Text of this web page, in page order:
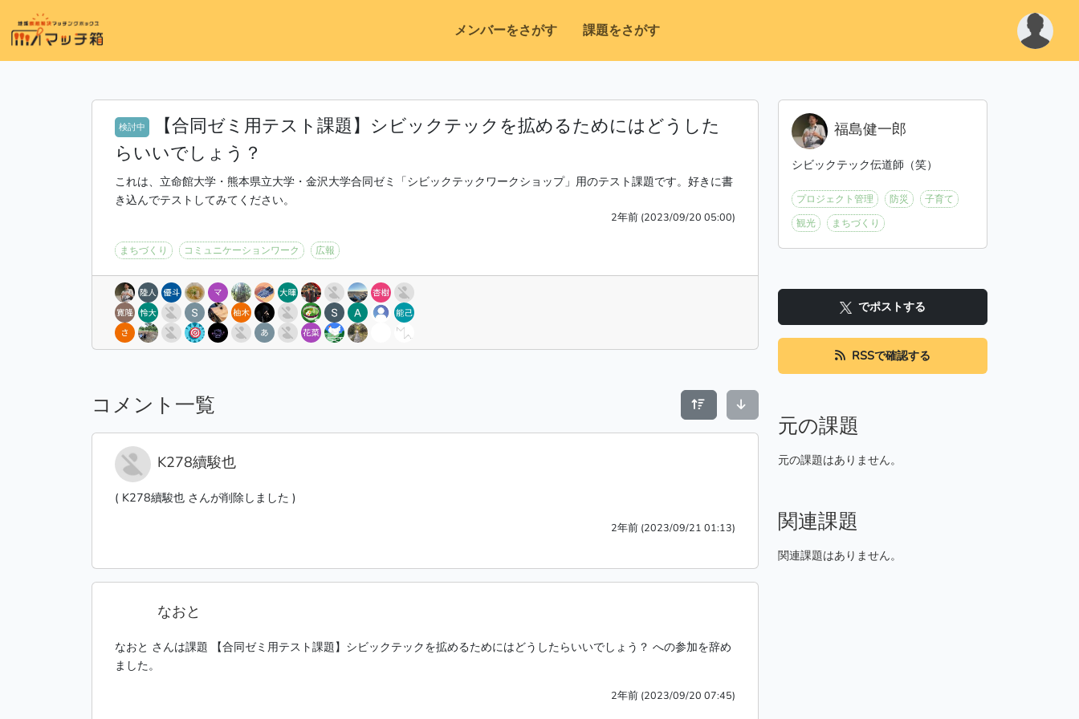
メンバーをさがす 課題をさがす
検討中
【合同ゼミ用テスト課題】シビックテックを拡めるためにはどうした
らいいでしょう？
これは、立命館大学・熊本県立大学・金沢大学合同ゼミ「シビックテックワークショップ」用のテスト課題です。好きに書
き込んでテストしてみてください。
2年前 (2023/09/20 05:00)
まちづくり コミュニケーションワーク 広報
コメント一覧
K278續駿也
( K278續駿也 さんが削除しました )
2年前 (2023/09/21 01:13)
なおと
なおと さんは課題 【合同ゼミ用テスト課題】シビックテックを拡めるためにはどうしたらいいでしょう？ への参加を辞め
ました。
2年前 (2023/09/20 07:45)
福島健一郎
シビックテック伝道師（笑）
プロジェクト管理 防災
子育て
観光
まちづくり
でポストする
RSSで確認する
元の課題
元の課題はありません。
関連課題
関連課題はありません。